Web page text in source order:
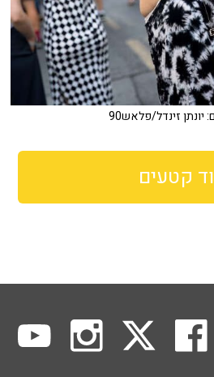
יונתן זינדל/פלאש90
קטעים